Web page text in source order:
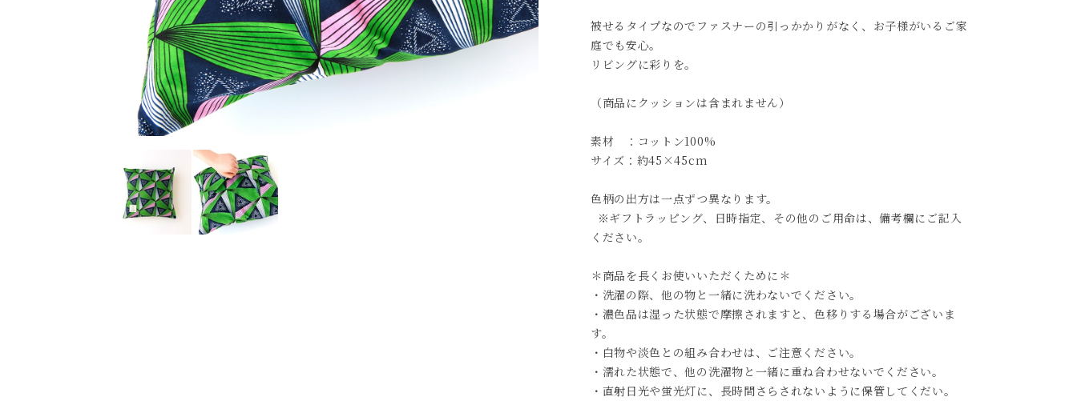
被せるタイプなのでファスナーの引っかかりがなく、お子様がいるご家
庭でも安心。
リビングに彩りを。
（商品にクッションは含まれません）
素材 ：コットン100%
サイズ：約45×45cm
色柄の出方は一点ずつ異なります。
※ギフトラッピング、日時指定、その他のご用命は、備考欄にご記入
ください。
＊商品を長くお使いいただくために＊
・洗濯の際、他の物と一緒に洗わないでください。
・濃色品は湿った状態で摩擦されますと、色移りする場合がございま
す。
・白物や淡色との組み合わせは、ご注意ください。
・濡れた状態で、他の洗濯物と一緒に重ね合わせないでください。
・直射日光や蛍光灯に、長時間さらされないように保管してくだい。